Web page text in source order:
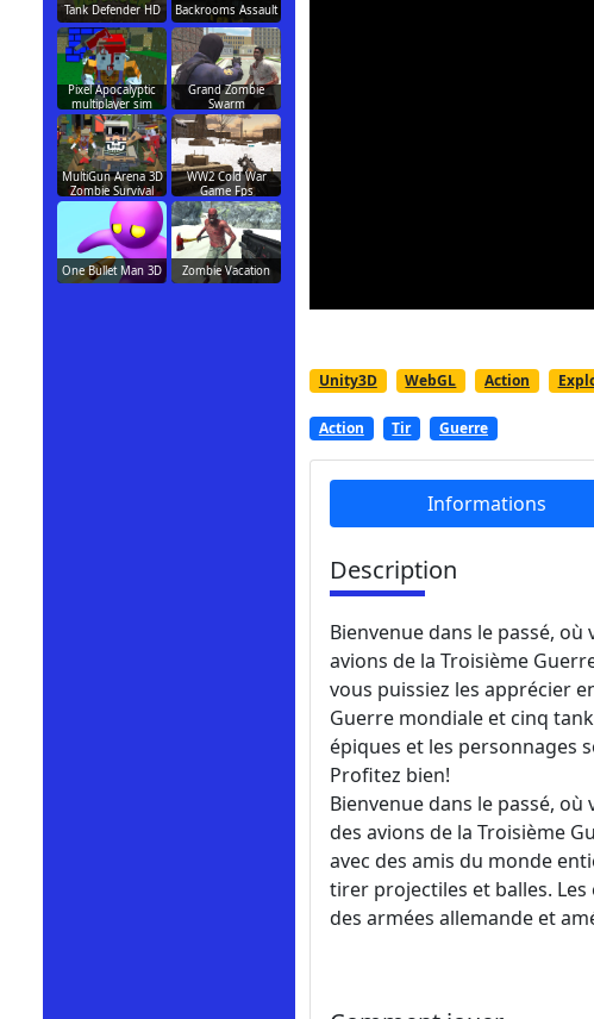
Unity3D WebGL Action
Action Tir Guerre
Informations
Description
Bienvenue dans le passé,
avions de la Troisième
vous puissiez les apprécier
Guerre mondiale et cinq
épiques et les personnages
Profitez bien!
Bienvenue dans le passé,
des avions de la Troisième
avec des amis du monde
tirer projectiles et balles.
des armées allemande et
Tank Defender HD Backrooms Assault
Pixel Apocalyptic
multiplayer sim
Grand Zombie
Swarm
MultiGun Arena 3D
Zombie Survival
WW2 Cold War
Game Fps
One Bullet Man 3D Zombie Vacation